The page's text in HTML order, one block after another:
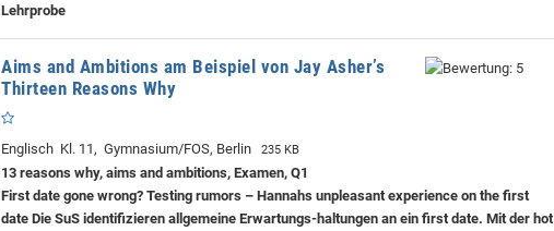
Lehrprobe
Aims and Ambitions am Beispiel von Jay Asher’s
Thirteen Reasons Why
Englisch Kl. 11, Gymnasium/FOS, Berlin 235 KB
13 reasons why, aims and ambitions, Examen, Q1
First date gone wrong? Testing rumors – Hannahs unpleasant experience on the first
date Die SuS identifizieren allgemeine Erwartungs-haltungen an ein first date. Mit der hot